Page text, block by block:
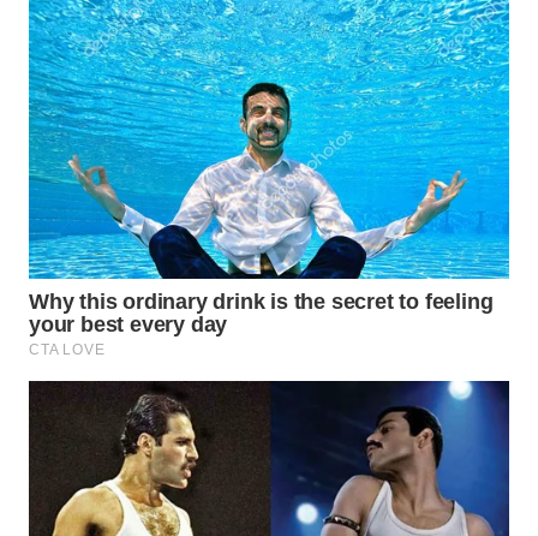
WN
INDRAMAYU
WN
KUNINGAN
WN
MAJALENGKA
WN
SUBANG
SUKABUMI
WN
PURWAKARTA